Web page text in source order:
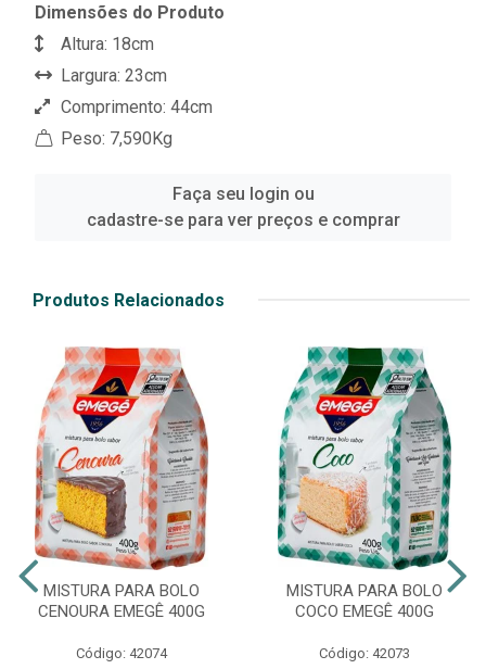
Dimensões do Produto
Altura: 18cm
Largura: 23cm
Comprimento: 44cm
Peso: 7,590Kg
Faça seu login ou
cadastre-se para ver preços e comprar
Produtos Relacionados
MISTURA PARA BOLO
CENOURA EMEGÊ 400G
Código: 42074
MISTURA PARA BOLO
COCO EMEGÊ 400G
Código: 42073